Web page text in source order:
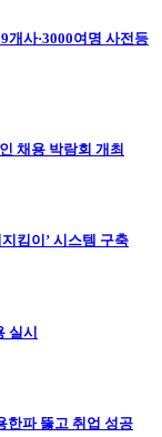
개사·3000여명 사전등
채용 박람회 개최
킴이’ 시스템 구축
실시
파 뚫고 취업 성공